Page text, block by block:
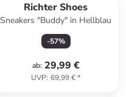
Richter Shoes
Sneakers "Buddy" in Hellblau
-57%
ab: 29,99 €
UVP: 69,99 €*